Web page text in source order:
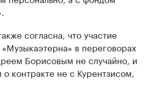
согласна, что участие
в переговорах
Борисовым не случайно, и
контракте не с Курентзисом,